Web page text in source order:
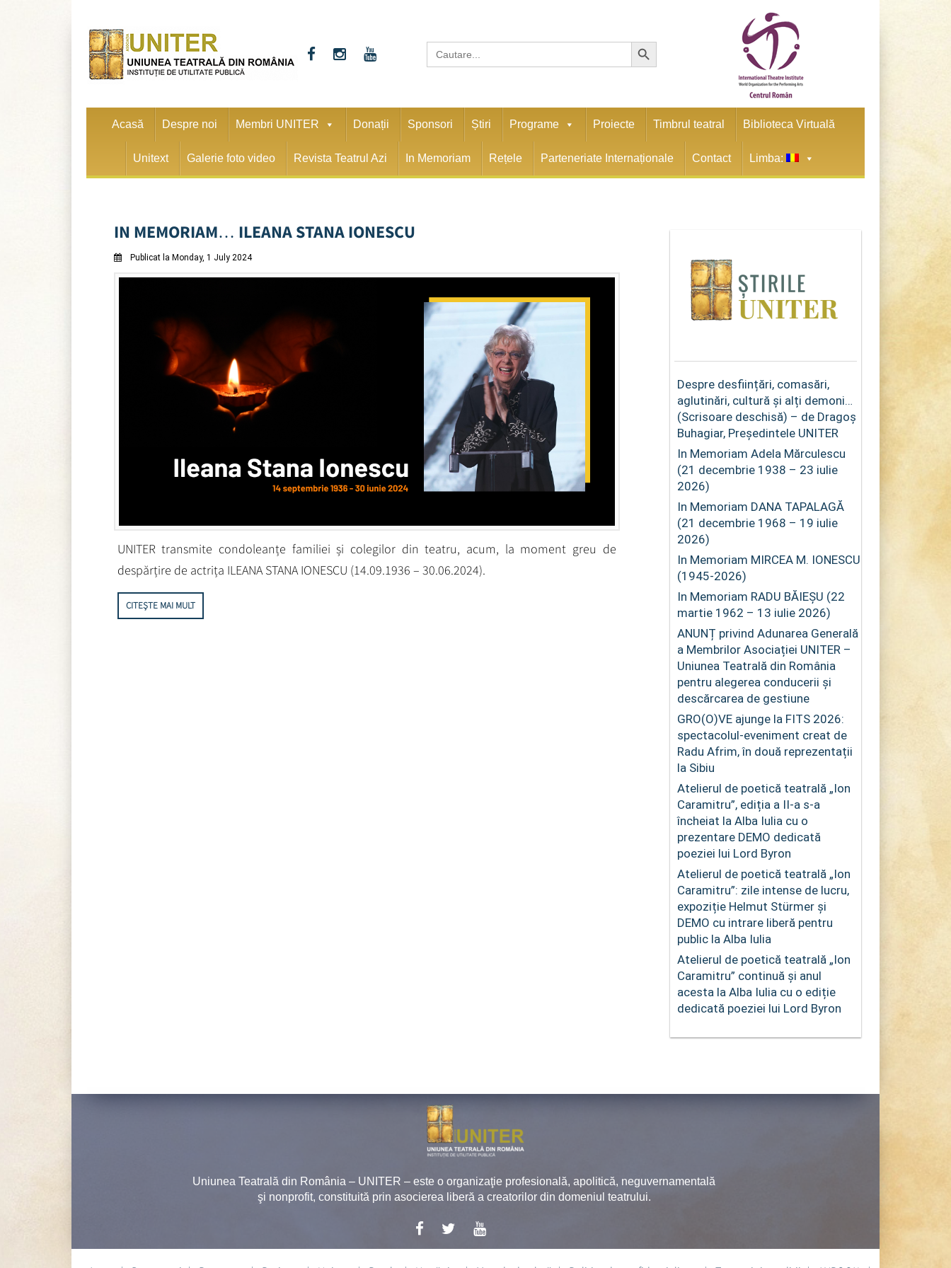
Search
for:
Search Button
Acasă Despre noi Membri UNITER Donații Sponsori Știri Programe Proiecte Timbrul teatral Biblioteca Virtuală
Unitext Galerie foto video Revista Teatrul Azi In Memoriam Rețele Parteneriate Internaționale Contact Limba:
IN MEMORIAM… ILEANA STANA IONESCU
Publicat la Monday, 1 July 2024
UNITER transmite condoleanțe familiei și colegilor din teatru, acum, la moment greu de
despărțire de actrița ILEANA STANA IONESCU (14.09.1936 – 30.06.2024).
CITEȘTE MAI MULT
Despre desființări, comasări,
aglutinări, cultură și alți demoni…
(Scrisoare deschisă) – de Dragoș
Buhagiar, Președintele UNITER
In Memoriam Adela Mărculescu
(21 decembrie 1938 – 23 iulie
2026)
In Memoriam DANA TAPALAGĂ
(21 decembrie 1968 – 19 iulie
2026)
In Memoriam MIRCEA M. IONESCU
(1945-2026)
In Memoriam RADU BĂIEȘU (22
martie 1962 – 13 iulie 2026)
ANUNȚ privind Adunarea Generală
a Membrilor Asociației UNITER –
Uniunea Teatrală din România
pentru alegerea conducerii și
descărcarea de gestiune
GRO(O)VE ajunge la FITS 2026:
spectacolul-eveniment creat de
Radu Afrim, în două reprezentații
la Sibiu
Atelierul de poetică teatrală „Ion
Caramitru”, ediția a II-a s-a
încheiat la Alba Iulia cu o
prezentare DEMO dedicată
poeziei lui Lord Byron
Atelierul de poetică teatrală „Ion
Caramitru”: zile intense de lucru,
expoziție Helmut Stürmer și
DEMO cu intrare liberă pentru
public la Alba Iulia
Atelierul de poetică teatrală „Ion
Caramitru” continuă și anul
acesta la Alba Iulia cu o ediție
dedicată poeziei lui Lord Byron
Uniunea Teatrală din România – UNITER – este o organizaţie profesională, apolitică, neguvernamentală
şi nonprofit, constituită prin asocierea liberă a creatorilor din domeniul teatrului.